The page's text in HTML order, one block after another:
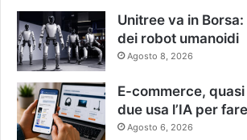
Unitree va in
dei robot umanoidi
Agosto 8, 2026
E-commerce,
due usa l’IA per
Agosto 6, 2026